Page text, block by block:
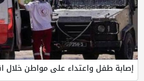
إصابة طفل واعتداء على مواطن خلال